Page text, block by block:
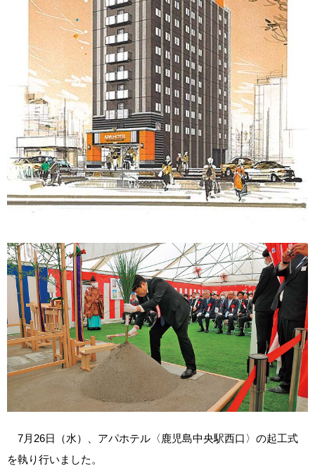
7月26日（水）、アパホテル〈鹿児島中央駅西口〉の起工式
を執り行いました。